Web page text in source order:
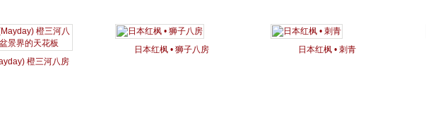
橙三河八房
日本红枫 • 狮子八房 日本红枫 • 刺青